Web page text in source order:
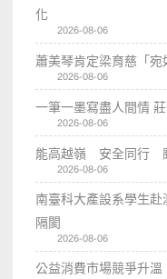
化
2026-08-06
蕭美琴肯定梁育慈「宛
2026-08-06
一筆一墨寫盡人間情
2026-08-06
能高越嶺 安全同行 颱
2026-08-06
南臺科大產設系學生
隔閡
2026-08-06
公益消費市場競爭升